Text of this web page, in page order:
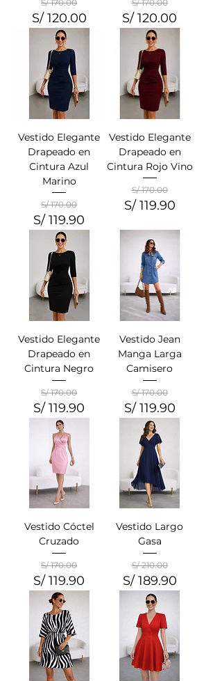
Precio
S/ 170.00
Precio de oferta
S/ 120.00 Precio
S/ 170.00
Precio de oferta
S/ 120.00
Vestido Elegante
Drapeado en
Cintura Azul
Marino
Precio
S/ 170.00
Precio de oferta
S/ 119.90
Vestido Elegante
Drapeado en
Cintura Rojo Vino
Precio
S/ 170.00
Precio de oferta
S/ 119.90
Vestido Elegante
Drapeado en
Cintura Negro
Precio
S/ 170.00
Precio de oferta
S/ 119.90
Vestido Jean
Manga Larga
Camisero
Precio
S/ 170.00
Precio de oferta
S/ 119.90
Vestido Cóctel
Cruzado
Precio
S/ 170.00
Precio de oferta
S/ 119.90
Vestido Largo
Gasa
Precio
S/ 210.00
Precio de oferta
S/ 189.90